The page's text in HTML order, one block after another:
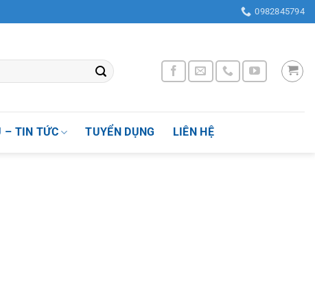
Nhân Chính , Quận Thanh Xuân, Thành phố Hà Nội, Việt Nam 0982845794
– TIN TỨC TUYỂN DỤNG LIÊN HỆ